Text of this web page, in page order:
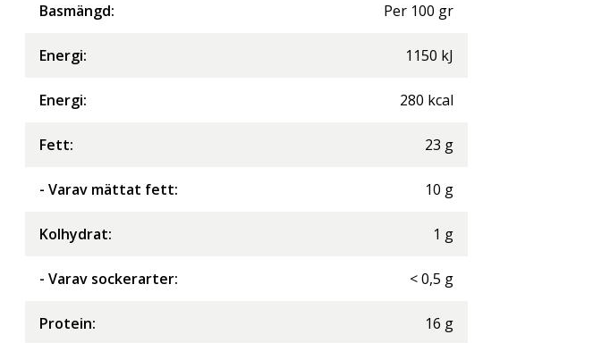
Basmängd: Per 100 gr
Energi: 1150 kJ
Energi: 280 kcal
Fett: 23 g
- Varav mättat fett: 10 g
Kolhydrat: 1 g
- Varav sockerarter: <0,5 g
Protein: 16 g